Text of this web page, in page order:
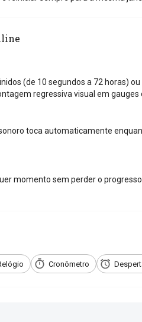
(de 10 segundos a 72 horas)
regressiva visual em
toca automaticamente
momento sem perder o
Cronômetro